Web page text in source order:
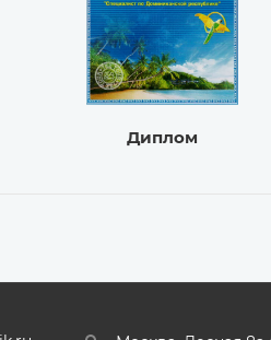
Диплом